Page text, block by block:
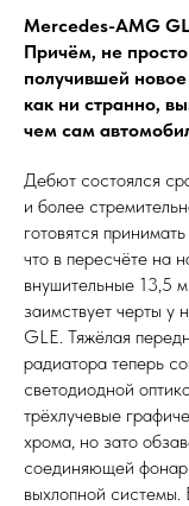
Mercedes-AMG
Причём, не
получившей
как ни странно,
чем сам
Дебют состоялся
и более
готовятся
что в пересчёте на
внушительные 13,5
заимствует черты у
GLE. Тяжёлая
радиатора теперь
светодиодной
трёхлучевые
хрома, но зато
соединяющей
выхлопной